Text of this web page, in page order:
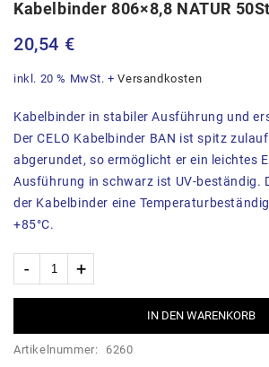
Kabelbinder 806×8,8 NATUR
20,54 €
inkl. 20 % MwSt. +Versandkosten
Kabelbinder in stabiler Ausführung und
Der CELO Kabelbinder BAN ist spitz
abgerundet, so ermöglicht er ein leichtes
Ausführung in schwarz ist UV-beständig.
der Kabelbinder eine
+85°C.
IN DEN WARENKORB
Artikelnummer:
6260